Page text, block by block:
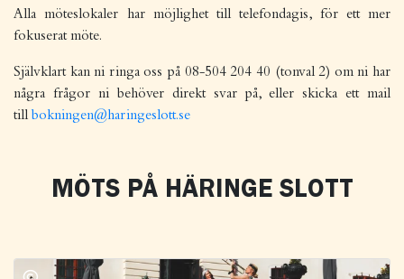
Alla möteslokaler har möjlighet till telefondagis, för ett mer
fokuserat möte.
Självklart kan ni ringa oss på 08-504 204 40 (tonval 2) om ni har
några frågor ni behöver direkt svar på, eller skicka ett mail
till bokningen@haringeslott.se
MÖTS PÅ HÄRINGE SLOTT